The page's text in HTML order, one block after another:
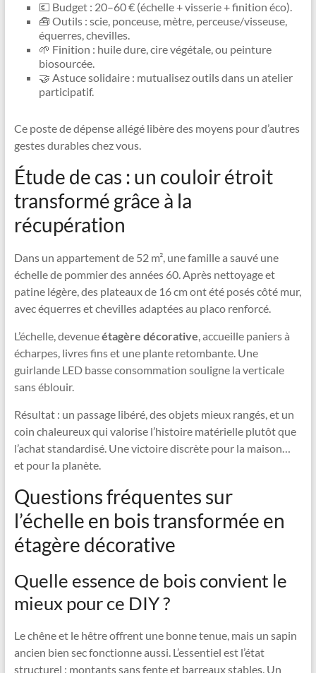
💶 Budget : 20–60 € (échelle + visserie + finition éco).
🧰 Outils : scie, ponceuse, mètre, perceuse/visseuse,
équerres, chevilles.
🌱 Finition : huile dure, cire végétale, ou peinture
biosourcée.
🤝 Astuce solidaire : mutualisez outils dans un atelier
participatif.
Ce poste de dépense allégé libère des moyens pour d’autres
gestes durables chez vous.
Étude de cas : un couloir étroit
transformé grâce à la
récupération
Dans un appartement de 52 m², une famille a sauvé une
échelle de pommier des années 60. Après nettoyage et
patine légère, des plateaux de 16 cm ont été posés côté mur,
avec équerres et chevilles adaptées au placo renforcé.
L’échelle, devenueétagère décorative, accueille paniers à
écharpes, livres fins et une plante retombante. Une
guirlande LED basse consommation souligne la verticale
sans éblouir.
Résultat : un passage libéré, des objets mieux rangés, et un
coin chaleureux qui valorise l’histoire matérielle plutôt que
l’achat standardisé. Une victoire discrète pour la maison…
et pour la planète.
Questions fréquentes sur
l’échelle en bois transformée en
étagère décorative
Quelle essence de bois convient le
mieux pour ce DIY ?
Le chêne et le hêtre offrent une bonne tenue, mais un sapin
ancien bien sec fonctionne aussi. L’essentiel est l’état
structurel : montants sans fente et barreaux stables. Un